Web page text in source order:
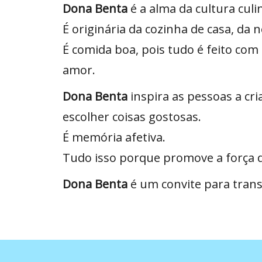
Dona Benta é a alma da cultura
É originária da cozinha de casa, da
É comida boa, pois tudo é feito
amor.
Dona Benta inspira as pessoas a
escolher coisas gostosas.
É memória afetiva.
Tudo isso porque promove a força
Dona Benta é um convite para